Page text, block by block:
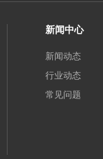
新闻中心
新闻动态
行业动态
常见问题